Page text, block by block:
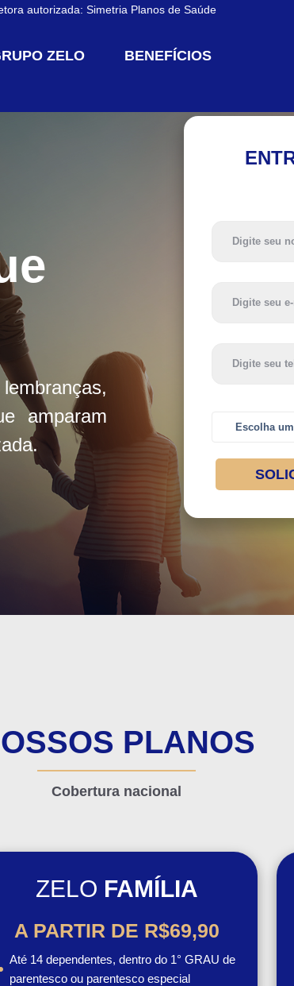
autorizada: Simetria Planos de Saúde
ZELO BENEFÍCIOS
amparam
PLANOS
Cobertura nacional
ZELO FAMÍLIA
A PARTIR DE R$69,90
Até 14 dependentes, dentro do 1° GRAU de
parentesco ou parentesco especial